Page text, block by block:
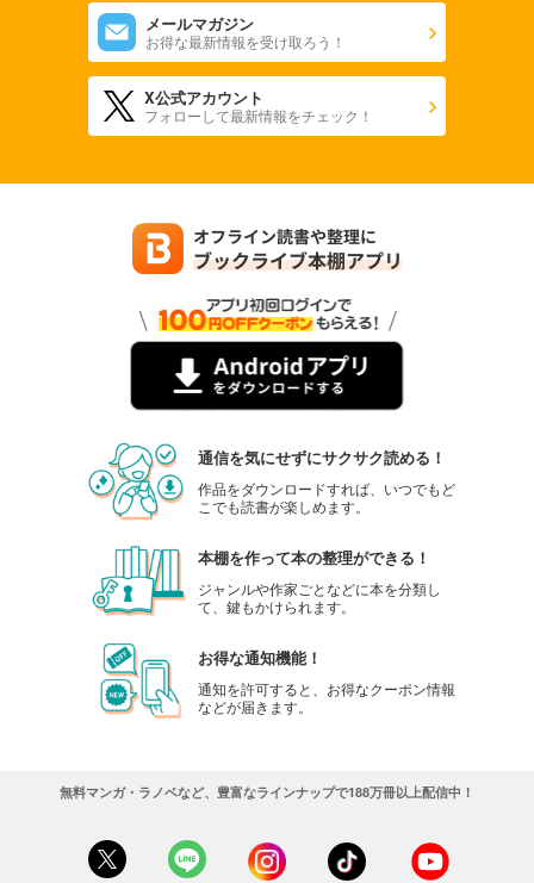
メールマガジン
お得な最新情報を受け取ろう！
X公式アカウント
フォローして最新情報をチェック！
通信を気にせずにサクサク読める！
作品をダウンロードすれば、いつでもど
こでも読書が楽しめます。
本棚を作って本の整理ができる！
ジャンルや作家ごとなどに本を分類し
て、鍵もかけられます。
お得な通知機能！
通知を許可すると、お得なクーポン情報
などが届きます。
無料マンガ・ラノベなど、豊富なラインナップで188万冊以上配信中！